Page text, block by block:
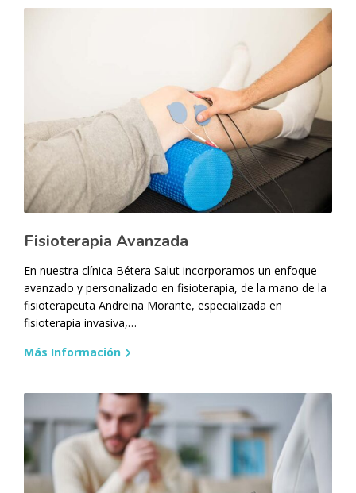
Fisioterapia Avanzada
En nuestra clínica Bétera Salut incorporamos un enfoque
avanzado y personalizado en fisioterapia, de la mano de la
fisioterapeuta Andreina Morante, especializada en
fisioterapia invasiva,…
Más Información